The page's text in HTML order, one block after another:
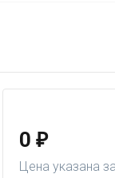
0 ₽
Цена указана